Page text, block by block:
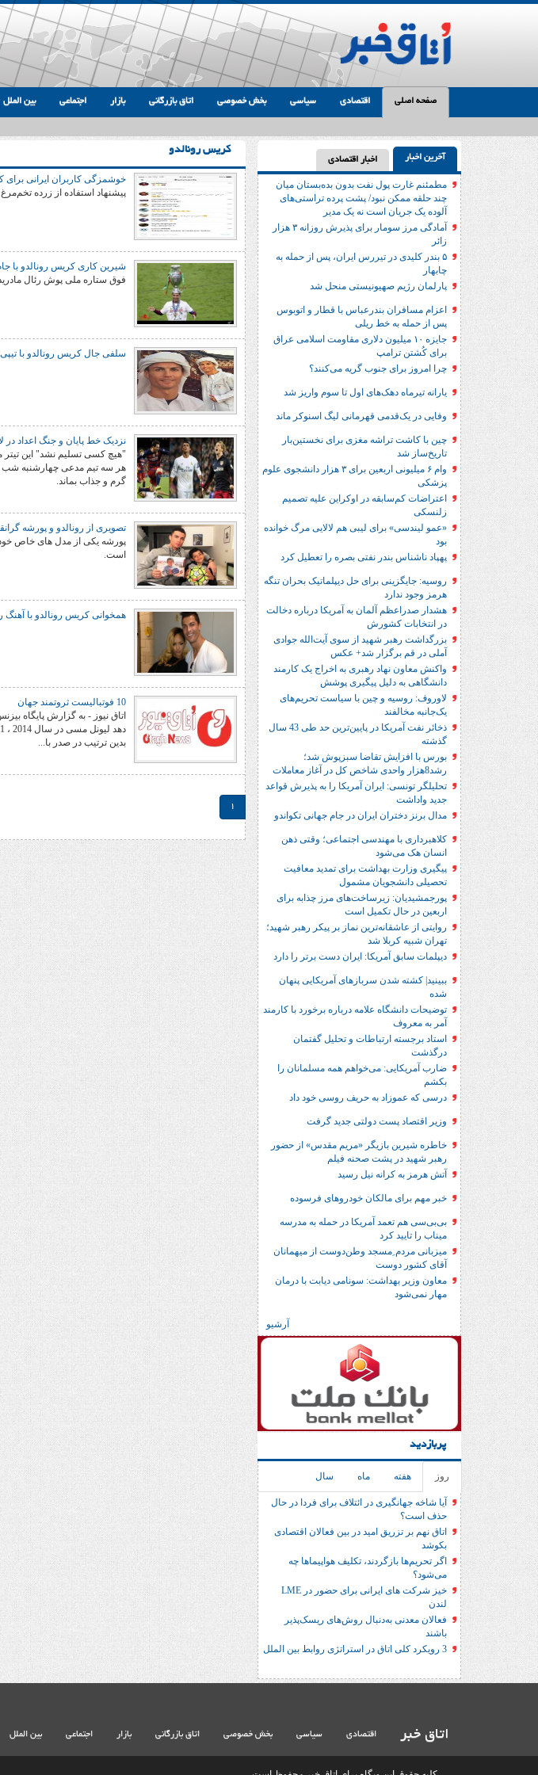
صفحه اصلی اقتصادی سیاسی بخش خصوصی اتاق بازرگانی بازار اجتماعی بین الملل
آخرین اخبار اخبار اقتصادی
مطمئنم غارت پول نفت بدون بده‌بستان میان
چند حلقه ممکن نبود/ پشت پرده تراستی‌‌های
آلوده یک جریان است نه یک مدیر
آمادگی مرز سومار برای پذیرش روزانه ۳ هزار
زائر
۵ بندر کلیدی در تیررس ایران، پس از حمله به
چابهار
پارلمان رژیم صهیونیستی منحل شد
اعزام مسافران بندرعباس با قطار و اتوبوس
پس از حمله به خط ریلی
جایزه ۱۰ میلیون دلاری مقاومت اسلامی عراق
برای کُشتن ترامپ
چرا امروز برای جنوب گریه می‌کنند؟
یارانه تیرماه دهک‌های اول تا سوم واریز شد
وفایی در یک‎‌قدمی قهرمانی لیگ اسنوکر ماند
چین با کاشت تراشه مغزی برای نخستین‌بار
تاریخ‌ساز شد
وام ۶ میلیونی اربعین برای ۳ هزار دانشجوی علوم
پزشکی
اعتراضات کم‌سابقه در اوکراین علیه تصمیم
زلنسکی
«عمو لیندسی» برای لیبی هم لالایی مرگ خوانده
بود
پهپاد ناشناس بندر نفتی بصره را تعطیل کرد
روسیه: جایگزینی برای حل‌ دیپلماتیک بحران تنگه
هرمز وجود ندارد
هشدار صدراعظم آلمان به آمریکا درباره دخالت
در انتخابات کشورش
بزرگداشت رهبر شهید از سوی آیت‌الله جوادی
آملی در قم برگزار شد+ عکس
واکنش معاون نهاد رهبری به اخراج یک کارمند
دانشگاهی به دلیل پیگیری پوشش
لاوروف: روسیه و چین با سیاست تحریم‌های
یک‌جانبه مخالفند
ذخائر نفت آمریکا در پایین‌ترین حد طی 43 سال
گذشته
بورس با افزایش تقاضا سبزپوش شد؛
رشد8هزار واحدی شاخص کل در آغاز معاملات
تحلیلگر تونسی: ایران آمریکا را به پذیرش قواعد
جدید واداشت
مدال برنز دختران ایران در جام جهانی تکواندو
کلاهبرداری با مهندسی اجتماعی؛ وقتی ذهن
انسان هک می‌شود
پیگیری وزارت بهداشت برای تمدید معافیت
تحصیلی دانشجویان مشمول
پورجمشیدیان: زیرساخت‌های مرز چذابه برای
اربعین در حال تکمیل است
روایتی از عاشقانه‌ترین نماز بر پیکر رهبر شهید؛‌
تهران‌ شبیه کربلا شد
دیپلمات سابق آمریکا: ایران دست برتر را دارد
ببینید| کشته شدن سربازهای آمریکایی پنهان
شده
توضیحات دانشگاه علامه درباره برخورد با کارمند
آمر به معروف
استاد برجسته ارتباطات و تحلیل گفتمان
درگذشت
ضارب آمریکایی: می‌خواهم همه مسلمانان را
بکشم
درسی که عموزاد به حریف روسی خود داد
وزیر اقتصاد پست دولتی جدید گرفت
خاطره شیرین بازیگر «مریم مقدس» از حضور
رهبر شهید در پشت صحنه فیلم
آتش هرمز به کرانه نیل رسید
خبر مهم برای مالکان خودروهای فرسوده
بی‌بی‌سی هم تعمد آمریکا در حمله به مدرسه
میناب را تایید کرد
میزبانی مردم ِمسجد وطن‌دوست از میهمانان
آقای کشور دوست
معاون وزیر بهداشت: سونامی دیابت با درمان
مهار نمی‌شود
آرشیو
پربازدید
روز هفته ماه سال
آیا شاخه جهانگیری در ائتلاف برای فردا در حال
حذف است؟
اتاق نهم بر تزریق امید در بین فعالان اقتصادی
بکوشد
اگر تحریم‌ها بازگردند، تکلیف هواپیماها چه
می‌شود؟
خیز شرکت های ایرانی برای حضور در LME
لندن
فعالان معدنی به‌دنبال روش‌های ریسک‌پذیر
باشند
3 رویکرد کلی اتاق در استراتژی روابط بین الملل
کریس رونالدو
خوشمزگی کاربران ایرانی برای
پیشنهاد استفاده از زرده
شیرین کاری کریس رونالدو با
فوق ستاره ملی پوش رئال
سلفی جال کریس رونالدو با تیپی
نزدیک خط پایان و جنگ اعداد در
"هیچ کسی تسلیم نشد" این تیتر
هر سه تیم مدعی چهارشنبه شب
گرم و جذاب بماند.
تصویری از رونالدو و پورشه
پورشه یکی از مدل های خاص
است.
همخوانی کریس رونالدو با آهنگ
10 فوتبالیست ثروتمند جهان
اتاق نیوز - به گزارش پایگاه
بدین ترتیب در صدر با...
1
خامنه ای
شهادت حضرت آیت الله‌العظمی سید علی
اتاق خبر اقتصادی سیاسی بخش خصوصی اتاق بازرگانی بازار اجتماعی بین الملل